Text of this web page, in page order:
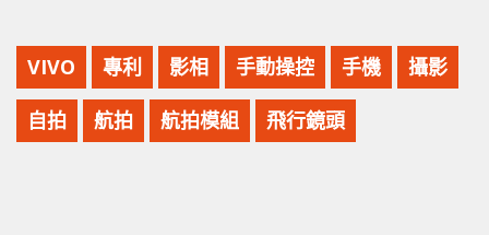
VIVO 專利 影相 手動操控 手機 攝影
自拍 航拍 航拍模組 飛行鏡頭